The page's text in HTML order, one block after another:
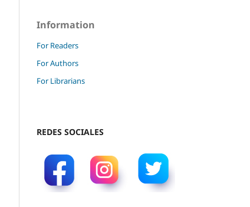
Information
For Readers
For Authors
For Librarians
REDES SOCIALES